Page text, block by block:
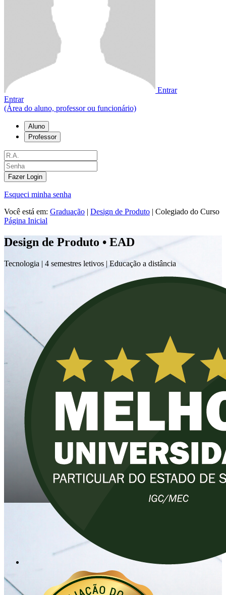
Entrar
Entrar
(Área do aluno, professor ou funcionário)
Aluno
Professor
Fazer Login
Esqueci minha senha
Você está em: Graduação | Design de Produto | Colegiado do Curso
Página Inicial
Design de Produto • EAD
Tecnologia | 4 semestres letivos | Educação a distância